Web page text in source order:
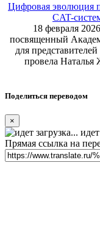
Цифровая эволюция
CAT-
18 февраля
посвященный
для
провела Наталья
Поделиться переводом
×
Прямая ссылка на